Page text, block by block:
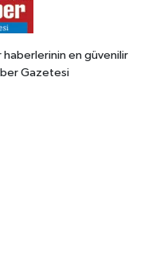
haberlerinin en güvenilir
Gazetesi